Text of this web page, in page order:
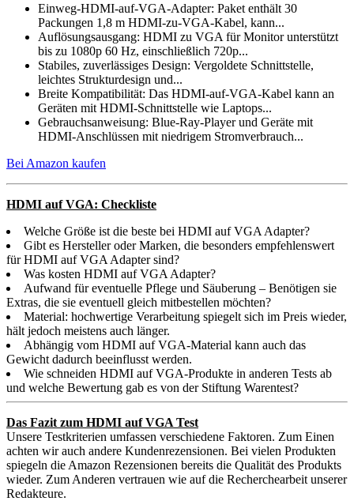
Einweg-HDMI-auf-VGA-Adapter: Paket enthält 30
Packungen 1,8 m HDMI-zu-VGA-Kabel, kann...
Auflösungsausgang: HDMI zu VGA für Monitor unterstützt
bis zu 1080p 60 Hz, einschließlich 720p...
Stabiles, zuverlässiges Design: Vergoldete Schnittstelle,
leichtes Strukturdesign und...
Breite Kompatibilität: Das HDMI-auf-VGA-Kabel kann an
Geräten mit HDMI-Schnittstelle wie Laptops...
Gebrauchsanweisung: Blue-Ray-Player und Geräte mit
HDMI-Anschlüssen mit niedrigem Stromverbrauch...
Bei Amazon kaufen
HDMI auf VGA: Checkliste
Welche Größe ist die beste bei HDMI auf VGA Adapter?
Gibt es Hersteller oder Marken, die besonders empfehlenswert
für HDMI auf VGA Adapter sind?
Was kosten HDMI auf VGA Adapter?
Aufwand für eventuelle Pflege und Säuberung – Benötigen sie
Extras, die sie eventuell gleich mitbestellen möchten?
Material: hochwertige Verarbeitung spiegelt sich im Preis wieder,
hält jedoch meistens auch länger.
Abhängig vom HDMI auf VGA-Material kann auch das
Gewicht dadurch beeinflusst werden.
Wie schneiden HDMI auf VGA-Produkte in anderen Tests ab
und welche Bewertung gab es von der Stiftung Warentest?
Das Fazit zum HDMI auf VGA Test
Unsere Testkriterien umfassen verschiedene Faktoren. Zum Einen
achten wir auch andere Kundenrezensionen. Bei vielen Produkten
spiegeln die Amazon Rezensionen bereits die Qualität des Produkts
wieder. Zum Anderen vertrauen wie auf die Recherchearbeit unserer
Redakteure.